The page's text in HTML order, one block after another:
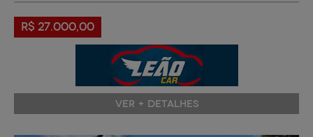
R$ 27.000,00
VER + DETALHES